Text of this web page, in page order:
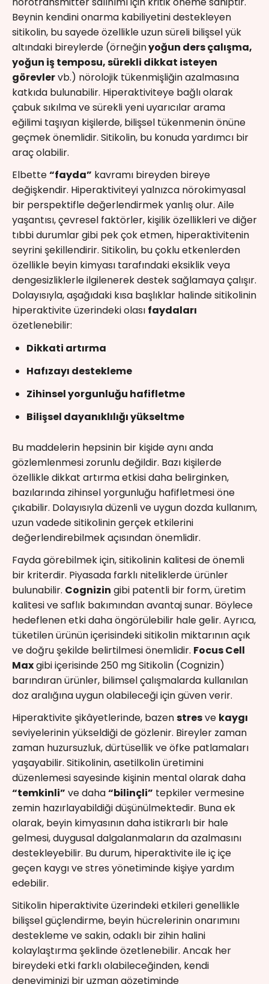
Beynin kendini onarma kabiliyetini destekleyen
sitikolin, bu sayede özellikle uzun süreli bilişsel yük
altındaki bireylerde (örneğinyoğun ders çalışma,
yoğun iş temposu, sürekli dikkat isteyen
görevlervb.) nörolojik tükenmişliğin azalmasına
katkıda bulunabilir. Hiperaktiviteye bağlı olarak
çabuk sıkılma ve sürekli yeni uyarıcılar arama
eğilimi taşıyan kişilerde, bilişsel tükenmenin önüne
geçmek önemlidir. Sitikolin, bu konuda yardımcı bir
araç olabilir.
Elbette“fayda” kavramı bireyden bireye
değişkendir. Hiperaktiviteyi yalnızca nörokimyasal
bir perspektifle değerlendirmek yanlış olur. Aile
yaşantısı, çevresel faktörler, kişilik özellikleri ve diğer
tıbbi durumlar gibi pek çok etmen, hiperaktivitenin
seyrini şekillendirir. Sitikolin, bu çoklu etkenlerden
özellikle beyin kimyası tarafındaki eksiklik veya
dengesizliklerle ilgilenerek destek sağlamaya çalışır.
Dolayısıyla, aşağıdaki kısa başlıklar halinde sitikolinin
hiperaktivite üzerindeki olası faydaları
özetlenebilir:
Dikkati artırma
Hafızayı destekleme
Zihinsel yorgunluğu hafifletme
Bilişsel dayanıklılığı yükseltme
Bu maddelerin hepsinin bir kişide aynı anda
gözlemlenmesi zorunlu değildir. Bazı kişilerde
özellikle dikkat artırma etkisi daha belirginken,
bazılarında zihinsel yorgunluğu hafifletmesi öne
çıkabilir. Dolayısıyla düzenli ve uygun dozda kullanım,
uzun vadede sitikolinin gerçek etkilerini
değerlendirebilmek açısından önemlidir.
Fayda görebilmek için, sitikolinin kalitesi de önemli
bir kriterdir. Piyasada farklı niteliklerde ürünler
bulunabilir. Cognizin gibi patentli bir form, üretim
kalitesi ve saflık bakımından avantaj sunar. Böylece
hedeflenen etki daha öngörülebilir hale gelir. Ayrıca,
tüketilen ürünün içerisindeki sitikolin miktarının açık
ve doğru şekilde belirtilmesi önemlidir. Focus Cell
Maxgibi içerisinde 250 mg Sitikolin (Cognizin)
barındıran ürünler, bilimsel çalışmalarda kullanılan
doz aralığına uygun olabileceği için güven verir.
Hiperaktivite şikâyetlerinde, bazenstresve kaygı
seviyelerinin yükseldiği de gözlenir. Bireyler zaman
zaman huzursuzluk, dürtüsellik ve öfke patlamaları
yaşayabilir. Sitikolinin, asetilkolin üretimini
düzenlemesi sayesinde kişinin mental olarak daha
“temkinli” ve daha“bilinçli” tepkiler vermesine
zemin hazırlayabildiği düşünülmektedir. Buna ek
olarak, beyin kimyasının daha istikrarlı bir hale
gelmesi, duygusal dalgalanmaların da azalmasını
destekleyebilir. Bu durum, hiperaktivite ile iç içe
geçen kaygı ve stres yönetiminde kişiye yardım
edebilir.
Sitikolin hiperaktivite üzerindeki etkileri genellikle
bilişsel güçlendirme, beyin hücrelerinin onarımını
destekleme ve sakin, odaklı bir zihin halini
kolaylaştırma şeklinde özetlenebilir. Ancak her
bireydeki etki farklı olabileceğinden, kendi
deneyiminizi bir uzman gözetiminde